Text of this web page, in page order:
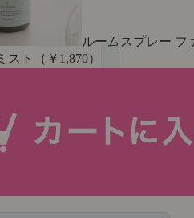
ルームスプレー フ
ト（￥1,870）